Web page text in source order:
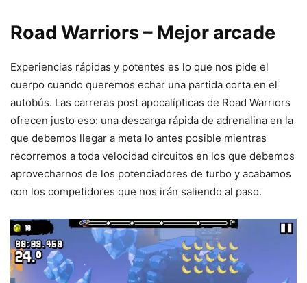
Road Warriors – Mejor arcade
Experiencias rápidas y potentes es lo que nos pide el
cuerpo cuando queremos echar una partida corta en el
autobús. Las carreras post apocalípticas de Road Warriors
ofrecen justo eso: una descarga rápida de adrenalina en la
que debemos llegar a meta lo antes posible mientras
recorremos a toda velocidad circuitos en los que debemos
aprovecharnos de los potenciadores de turbo y acabamos
con los competidores que nos irán saliendo al paso.